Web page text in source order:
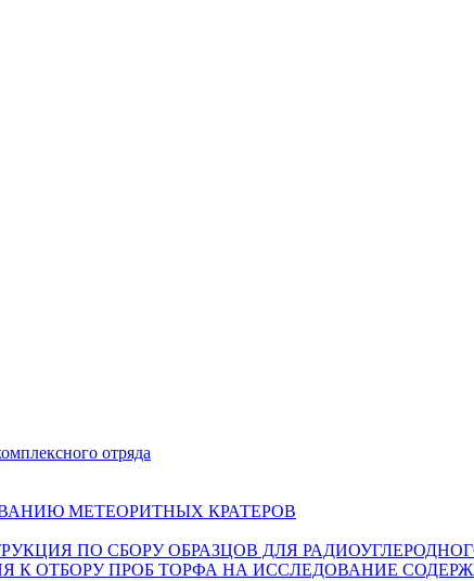
отряда
МЕТЕОРИТНЫХ КРАТЕРОВ
ПО СБОРУ ОБРАЗЦОВ ДЛЯ
К ОТБОРУ ПРОБ ТОРФА НА ИССЛЕДОВАНИЕ